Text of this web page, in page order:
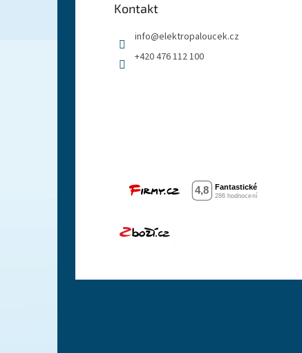
Kontakt
info@elektropaloucek.cz
+420 476 112 100